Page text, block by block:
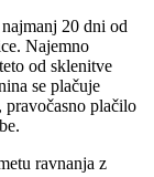
20 dni od
Najemno
od sklenitve
se plačuje
pravočasno plačilo
ravnanja z